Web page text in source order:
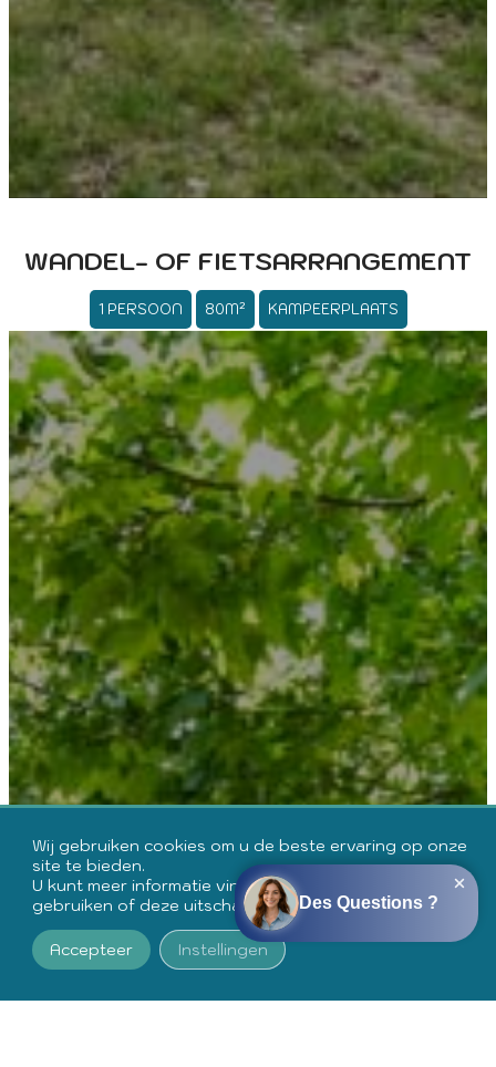
BOEK UW VERBLIJF
WANDEL- OF FIETSARRANGEMENT
1 PERSOON 80M² KAMPEERPLAATS
Wij gebruiken cookies om u de beste ervaring op onze
site te bieden.
U kunt meer informatie vinden over de cookies die we
gebruiken of deze uitschakelen in deinstellingen.
Accepteer Instellingen